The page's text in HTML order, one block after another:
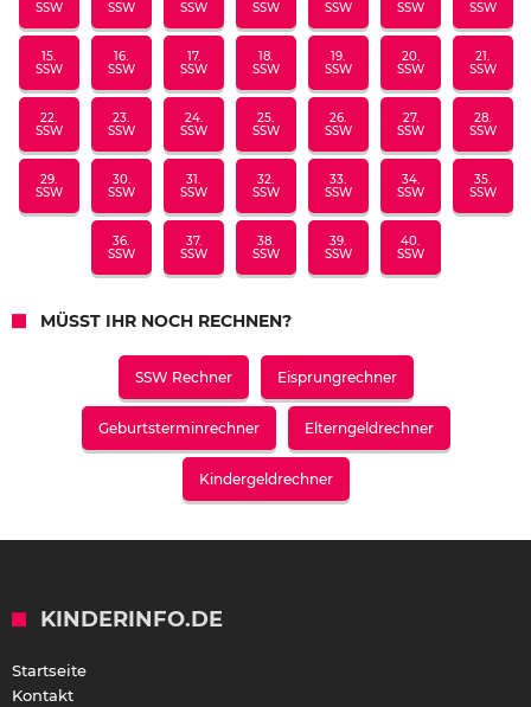
SSW
SSW
SSW
SSW
SSW
SSW
SSW
15.
SSW
16.
SSW
17.
SSW
18.
SSW
19.
SSW
20.
SSW
21.
SSW
22.
SSW
23.
SSW
24.
SSW
25.
SSW
26.
SSW
27.
SSW
28.
SSW
29.
SSW
30.
SSW
31.
SSW
32.
SSW
33.
SSW
34.
SSW
35.
SSW
36.
SSW
37.
SSW
38.
SSW
39.
SSW
40.
SSW
MÜSST IHR NOCH RECHNEN?
SSW Rechner Eisprungrechner
Geburtsterminrechner Elterngeldrechner
Kindergeldrechner
KINDERINFO.DE
Startseite
Kontakt